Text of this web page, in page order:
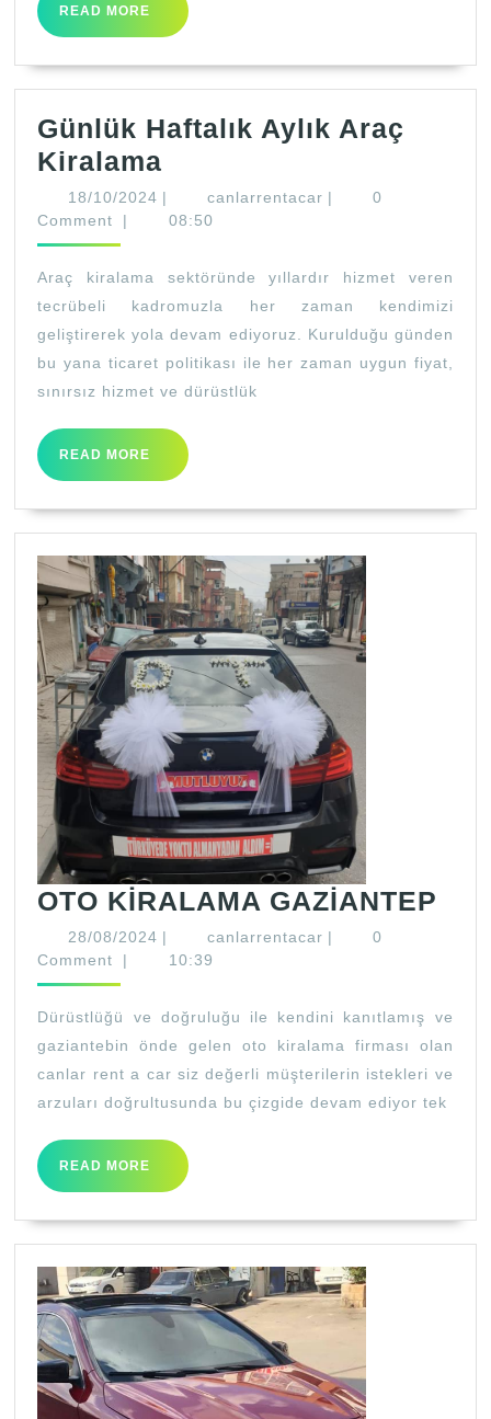
READ MORE
READ
MORE
Günlük Haftalık Aylık Araç
Kiralama
Haftalık
Aylık
Kiralama
18/10/202418/10/2024
| canlarrentacar canlarrentacar
|
0
Comment
| 08:50
Araç kiralama sektöründe yıllardır hizmet veren
tecrübeli kadromuzla her zaman kendimizi
geliştirerek yola devam ediyoruz. Kurulduğu günden
bu yana ticaret politikası ile her zaman uygun fiyat,
sınırsız hizmet ve dürüstlük
READ MORE
READ
MORE
OTO KİRALAMA GAZİANTEP
28/08/202428/08/2024
| canlarrentacar canlarrentacar
|
0
Comment
| 10:39
Dürüstlüğü ve doğruluğu ile kendini kanıtlamış ve
gaziantebin önde gelen oto kiralama firması olan
canlar rent a car siz değerli müşterilerin istekleri ve
arzuları doğrultusunda bu çizgide devam ediyor tek
READ MORE
READ
MORE